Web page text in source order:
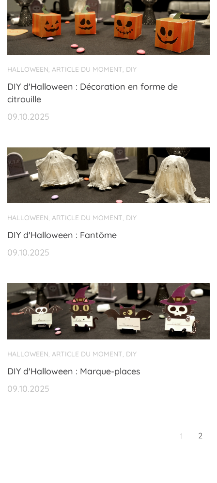
HALLOWEEN, ARTICLE DU MOMENT, DIY
DIY d'Halloween : Décoration en forme de
citrouille
09.10.2025
HALLOWEEN, ARTICLE DU MOMENT, DIY
DIY d'Halloween : Fantôme
09.10.2025
HALLOWEEN ARTICLE DU MOMENT DIY
DIY d'Halloween : Marque-places
09.10.2025
1 2